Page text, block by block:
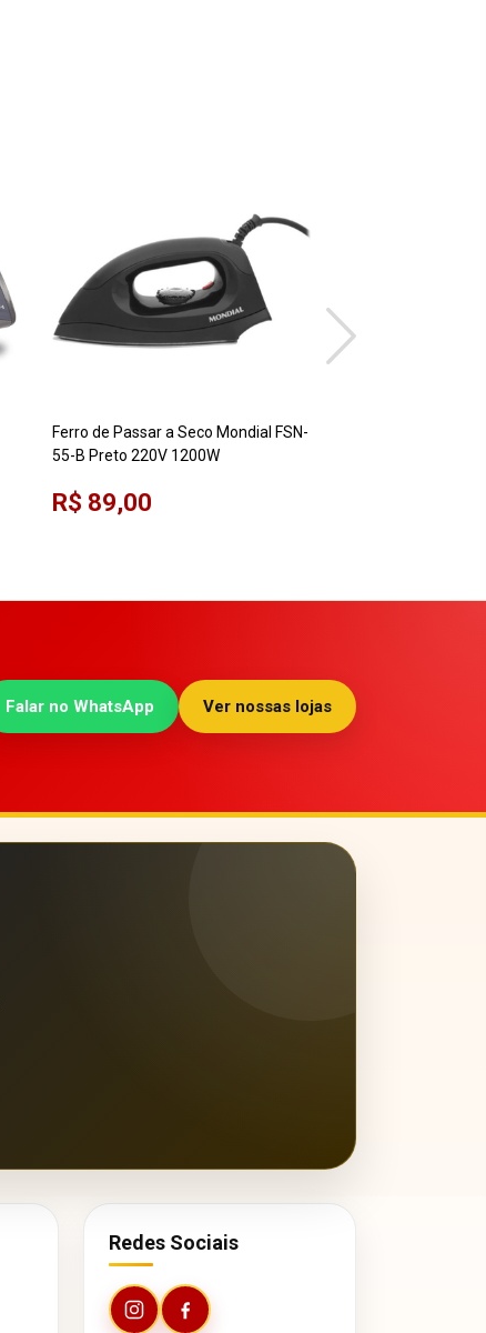
Ferro de Passar a Seco Mondial FSN-
55-B Preto 220V 1200W
R$ 89,00
Falar no WhatsApp Ver nossas lojas
Redes Sociais